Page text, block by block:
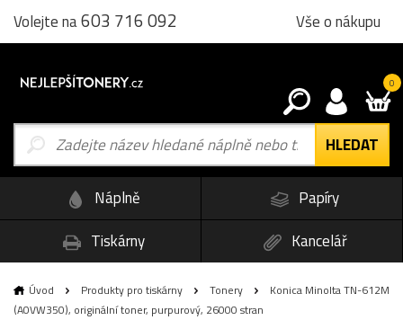
Volejte na603 716 092 Vše o nákupu
0
Náplně
Papíry
Tiskárny
Kancelář
Úvod Produkty pro tiskárny Tonery
Konica Minolta TN-612M
(A0VW350), originální toner, purpurový, 26000 stran